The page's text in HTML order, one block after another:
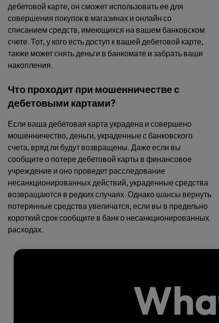
дебетовой карте, он сможет использовать ее для
совершения покупок в магазинах и онлайн со
списанием средств, имеющихся на вашем банковском
счете. Тот, у кого есть доступ к вашей дебетовой карте,
также может снять деньги в банкомате и забрать ваши
накопления.
Что проходит при мошенничестве с
дебетовыми картами?
Если ваша дебетовая карта украдена и совершено
мошенничество, деньги, украденные с банковского
счета, вряд ли будут возвращены. Даже если вы
сообщите о потере дебетовой карты в финансовое
учреждение и оно проведет расследование
несанкционированных действий, украденные средства
возвращаются в редких случаях. Однако шансы вернуть
потерянные средства увеличатся, если вы в предельно
короткий срок сообщите в банк о несанкционированных
расходах.